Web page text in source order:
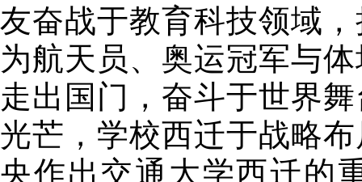
友奋战于教育科技领域
为航天员、奥运冠军与
走出国门，奋斗于世界
光芒，学校西迁于战略
央作出交通大学西迁的